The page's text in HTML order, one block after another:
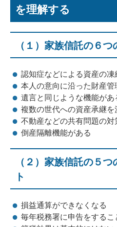
を理解す
（１）家族信託の６
認知症などによる資産の
本人の意向に沿った財産
遺言と同じような機能があ
複数の世代への資産承継
不動産などの共有問題の対
倒産隔離機能がある
（２）家族信託の５
ト
損益通算ができなくなる
毎年税務署に申告をするこ